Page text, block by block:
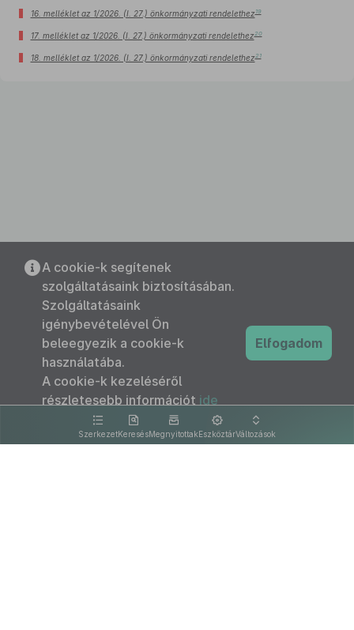
16. melléklet az 1/2026. (I. 27.) önkormányzati rendelethez19
17. melléklet az 1/2026. (I. 27.) önkormányzati rendelethez20
18. melléklet az 1/2026. (I. 27.) önkormányzati rendelethez21
SzerkezetKeresésMegnyitottakEszköztárVáltozások
A cookie-k segítenek
szolgáltatásaink biztosításában.
Szolgáltatásaink
igénybevételével Ön
beleegyezik a cookie-k
használatába.
A cookie-k kezeléséről
részletesebb információt ide
kattintva olvashat.
Elfogadom